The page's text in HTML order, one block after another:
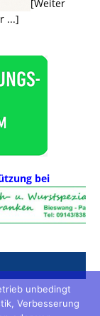
[Weiter
...]
bei
unbedingt
Verbesserung